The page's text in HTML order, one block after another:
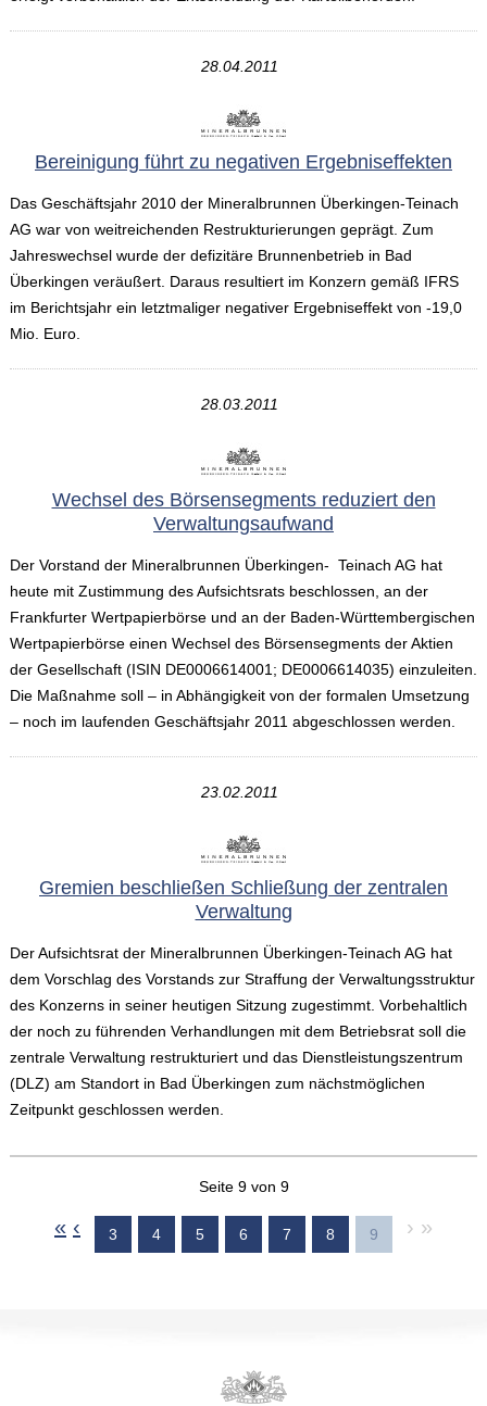
28.04.2011
Bereinigung führt zu negativen Ergebniseffekten
Das Geschäftsjahr 2010 der Mineralbrunnen Überkingen-Teinach
AG war von weitreichenden Restrukturierungen geprägt. Zum
Jahreswechsel wurde der defizitäre Brunnenbetrieb in Bad
Überkingen veräußert. Daraus resultiert im Konzern gemäß IFRS
im Berichtsjahr ein letztmaliger negativer Ergebniseffekt von -19,0
Mio. Euro.
28.03.2011
Wechsel des Börsensegments reduziert den
Verwaltungsaufwand
Der Vorstand der Mineralbrunnen Überkingen- Teinach AG hat
heute mit Zustimmung des Aufsichtsrats beschlossen, an der
Frankfurter Wertpapierbörse und an der Baden-Württembergischen
Wertpapierbörse einen Wechsel des Börsensegments der Aktien
der Gesellschaft (ISIN DE0006614001; DE0006614035) einzuleiten.
Die Maßnahme soll – in Abhängigkeit von der formalen Umsetzung
– noch im laufenden Geschäftsjahr 2011 abgeschlossen werden.
23.02.2011
Gremien beschließen Schließung der zentralen
Verwaltung
Der Aufsichtsrat der Mineralbrunnen Überkingen-Teinach AG hat
dem Vorschlag des Vorstands zur Straffung der Verwaltungsstruktur
des Konzerns in seiner heutigen Sitzung zugestimmt. Vorbehaltlich
der noch zu führenden Verhandlungen mit dem Betriebsrat soll die
zentrale Verwaltung restrukturiert und das Dienstleistungszentrum
(DLZ) am Standort in Bad Überkingen zum nächstmöglichen
Zeitpunkt geschlossen werden.
Seite 9 von 9
« ‹ 3 4 5 6 7 8 9 › »